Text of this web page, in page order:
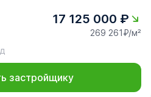
17 125 000 ₽
269 261₽/м²
застройщику